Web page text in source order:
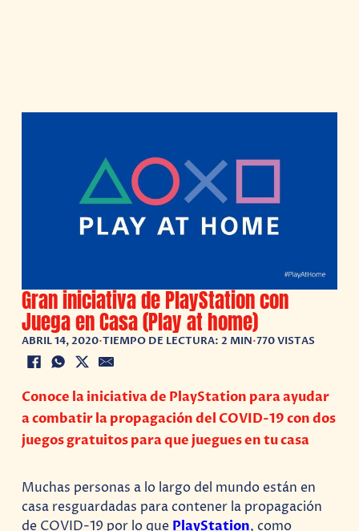
Gran iniciativa de PlayStation con
Juega en Casa (Play at home)
ABRIL 14, 2020•TIEMPO DE LECTURA: 2 MIN•770 VISTAS
Conoce la iniciativa de PlayStation para ayudar
a combatir la propagación del COVID-19 con dos
juegos gratuitos para que juegues en tu casa
Muchas personas a lo largo del mundo están en
casa resguardadas para contener la propagación
de COVID-19 por lo que PlayStation, como